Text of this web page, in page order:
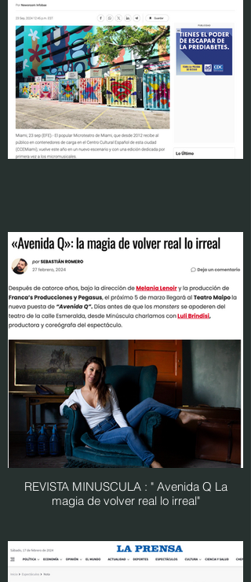
REVISTA MINUSCULA : " Avenida Q La
magia de volver real lo irreal"